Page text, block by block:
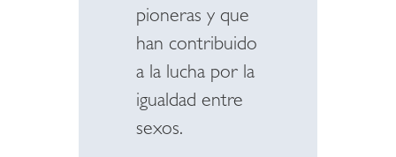
pioneras y que
han contribuido
a la lucha por la
igualdad entre
sexos.